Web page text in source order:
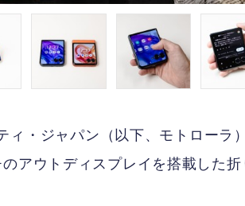
ィ・ジャパン（以下、モトロー
アウトディスプレイを搭載した折